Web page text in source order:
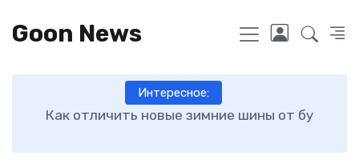
Goon News
Интересное:
Как отличить новые зимние шины от бу